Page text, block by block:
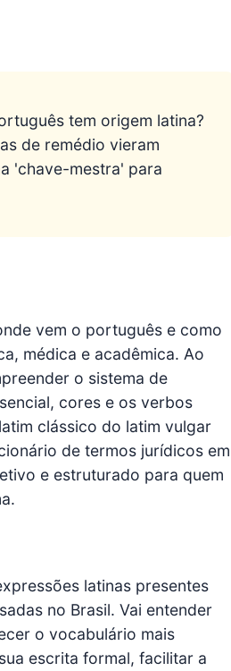
tem origem latina?
de remédio vieram
'chave-mestra' para
vem o português e como
médica e acadêmica. Ao
o sistema de
cores e os verbos
clássico do latim vulgar 
de termos jurídicos em
e estruturado para quem
latinas presentes
no Brasil. Vai entender
o vocabulário mais
escrita formal, facilitar a